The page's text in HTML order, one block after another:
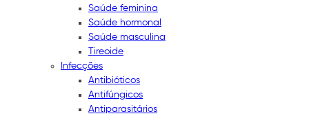
Saúde feminina
Saúde hormonal
Saúde masculina
Tireoide
Infecções
Antibióticos
Antifúngicos
Antiparasitários